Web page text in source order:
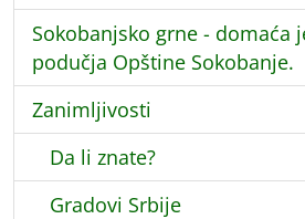
Sokobanjsko grne - domaća
podučja Opštine Sokobanje.
Zanimljivosti
Da li znate?
Gradovi Srbije